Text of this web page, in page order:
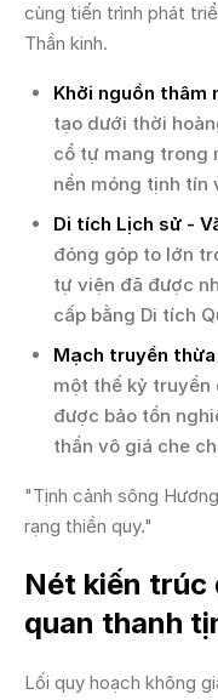
cùng tiến trình phát
Thần kinh.
Khởi nguồn thâm
tạo dưới thời
cổ tự mang trong
nền móng tịnh tín
Di tích Lịch sử -
đóng góp to lớn
tự viện đã được
cấp bằng Di tích
Mạch truyền
một thế kỷ truyền
được bảo tồn
thần vô giá che
"Tịnh cảnh sông
rạng thiền quy."
Nét kiến trúc
quan thanh
Lối quy hoạch không